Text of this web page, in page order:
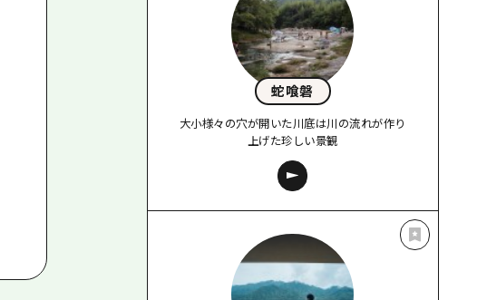
蛇喰磐
大小様々の穴が開いた川底は川の流れが作り
上げた珍しい景観